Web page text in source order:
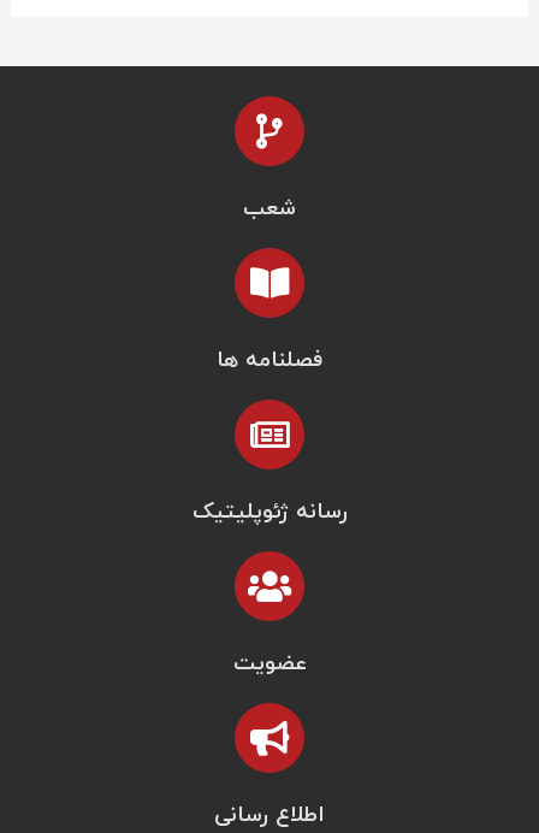
شعب
فصلنامه ها
رسانه ژئوپلیتیک
عضویت
اطلاع رسانی